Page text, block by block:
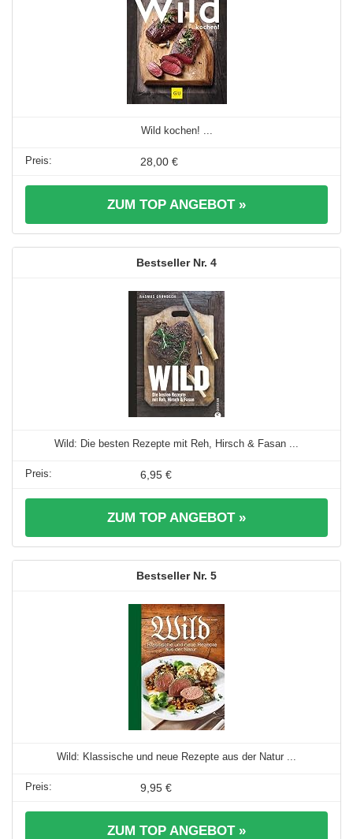
Wild kochen! ...
28,00 €
ZUM TOP ANGEBOT »
4
Wild: Die besten Rezepte mit Reh, Hirsch & Fasan ...
6,95 €
ZUM TOP ANGEBOT »
5
Wild: Klassische und neue Rezepte aus der Natur ...
9,95 €
ZUM TOP ANGEBOT »